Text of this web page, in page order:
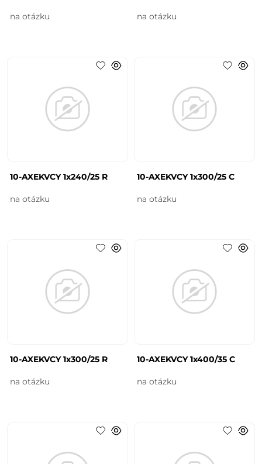
na otázku na otázku
10-AXEKVCY 1x240/25 R
na otázku
10-AXEKVCY 1x300/25 C
na otázku
10-AXEKVCY 1x300/25 R
na otázku
10-AXEKVCY 1x400/35 C
na otázku